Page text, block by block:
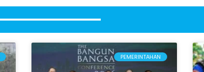
PEMERINTAHAN